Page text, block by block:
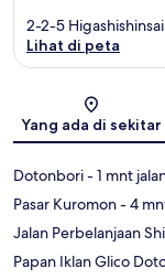
2-2-5
Lihat di peta
Yang ada di sekitar
Dotonbori- 1 mnt
Pasar Kuromon- 4
Jalan Perbelanjaan
Papan Iklan Glico